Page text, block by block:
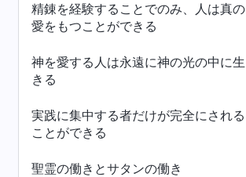
精錬を経験することでのみ、人は真の
愛をもつことができる
神を愛する人は永遠に神の光の中に生
きる
実践に集中する者だけが完全にされる
ことができる
聖霊の働きとサタンの働き